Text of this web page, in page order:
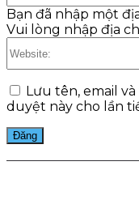
Bạn đã nhập một
Vui lòng nhập địa
Lưu tên, email
duyệt này cho lần